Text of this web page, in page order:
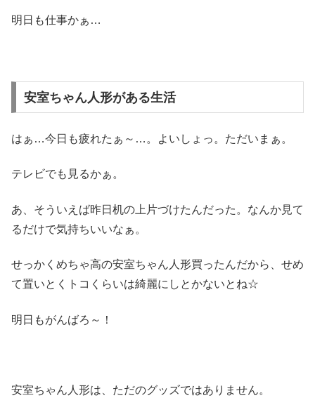
明日も仕事かぁ…
安室ちゃん人形がある生活
はぁ…今日も疲れたぁ～…。よいしょっ。ただいまぁ。
テレビでも見るかぁ。
あ、そういえば昨日机の上片づけたんだった。なんか見て
るだけで気持ちいいなぁ。
せっかくめちゃ高の安室ちゃん人形買ったんだから、せめ
て置いとくトコくらいは綺麗にしとかないとね☆
明日もがんばろ～！
安室ちゃん人形は、ただのグッズではありません。